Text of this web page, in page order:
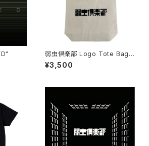
弱虫倶楽部 Logo Tote Bag
(M)
¥3,500